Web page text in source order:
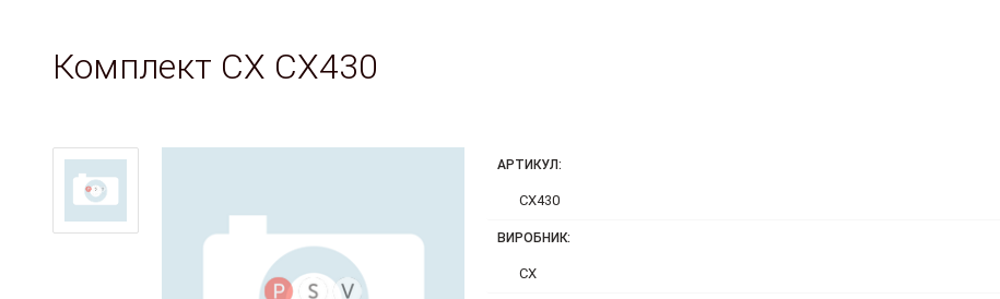
Комплект CX CX430
АРТИКУЛ:
CX430
ВИРОБНИК:
CX